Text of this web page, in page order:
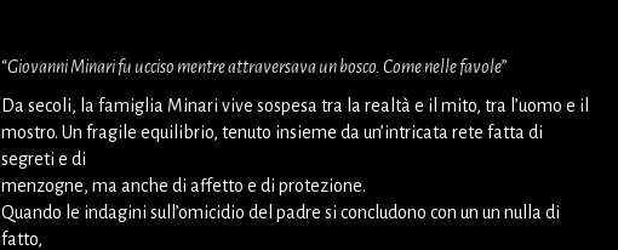
“Giovanni Minari fu ucciso mentre attraversava un bosco. Come nelle favole”
Da secoli, la famiglia Minari vive sospesa tra la realtà e il mito, tra l’uomo e il
mostro. Un fragile equilibrio, tenuto insieme da un’intricata rete fatta di
segreti e di
menzogne, ma anche di affetto e di protezione.
Quando le indagini sull’omicidio del padre si concludono con un un nulla di
fatto,